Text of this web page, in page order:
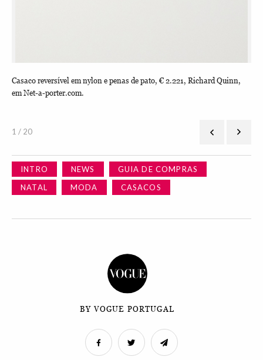
Casaco reversível em nylon e penas de pato, € 2.221, Richard Quinn,
em Net-a-porter.com.
1 / 20
INTRO NEWS
GUIA DE COMPRAS
NATAL
MODA CASACOS
BY VOGUE PORTUGAL